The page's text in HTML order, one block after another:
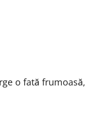
o fată frumoasă,